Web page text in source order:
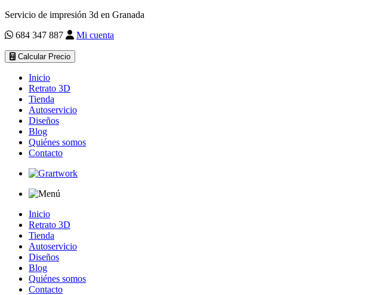
Servicio de impresión 3d en Granada
684 347 887
Mi cuenta
Calcular Precio
Inicio
Retrato 3D
Tienda
Autoservicio
Diseños
Blog
Quiénes somos
Contacto
Inicio
Retrato 3D
Tienda
Autoservicio
Diseños
Blog
Quiénes somos
Contacto